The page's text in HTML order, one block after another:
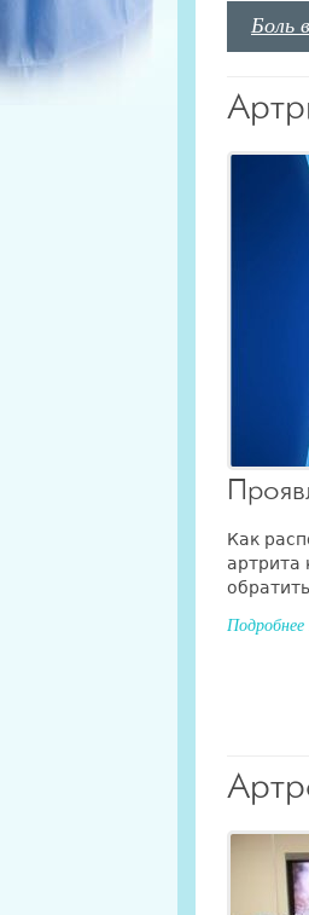
Боль
Как
артрита
Подробнее